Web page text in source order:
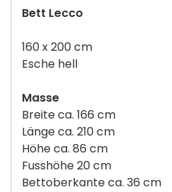
Bett Lecco
160 x 200 cm
Esche hell
Masse
Breite ca. 166 cm
Länge ca. 210 cm
Höhe ca. 86 cm
Fusshöhe 20 cm
Bettoberkante ca. 36 cm